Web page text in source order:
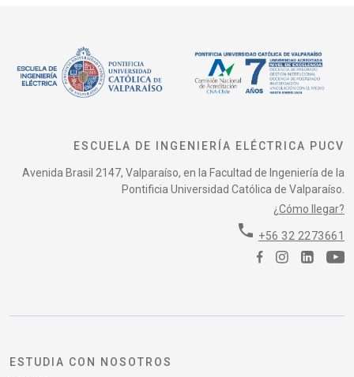
ESCUELA DE INGENIERÍA ELÉCTRICA PUCV
Avenida Brasil 2147, Valparaíso, en la Facultad de Ingeniería de la
Pontificia Universidad Católica de Valparaíso.
¿Cómo llegar?
phone +56 32 2273661
ESTUDIA CON NOSOTROS